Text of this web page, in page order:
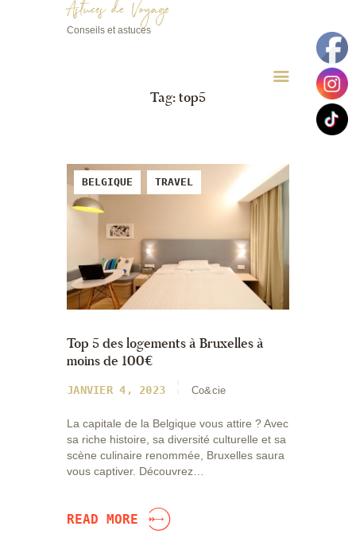
Astuces de Voyage
Conseils et astuces
Tag: top5
BELGIQUE TRAVEL
Top 5 des logements à Bruxelles à
moins de 100€
JANVIER 4, 2023 Co&cie
La capitale de la Belgique vous attire ? Avec
sa riche histoire, sa diversité culturelle et sa
scène culinaire renommée, Bruxelles saura
vous captiver. Découvrez…
READ MORE